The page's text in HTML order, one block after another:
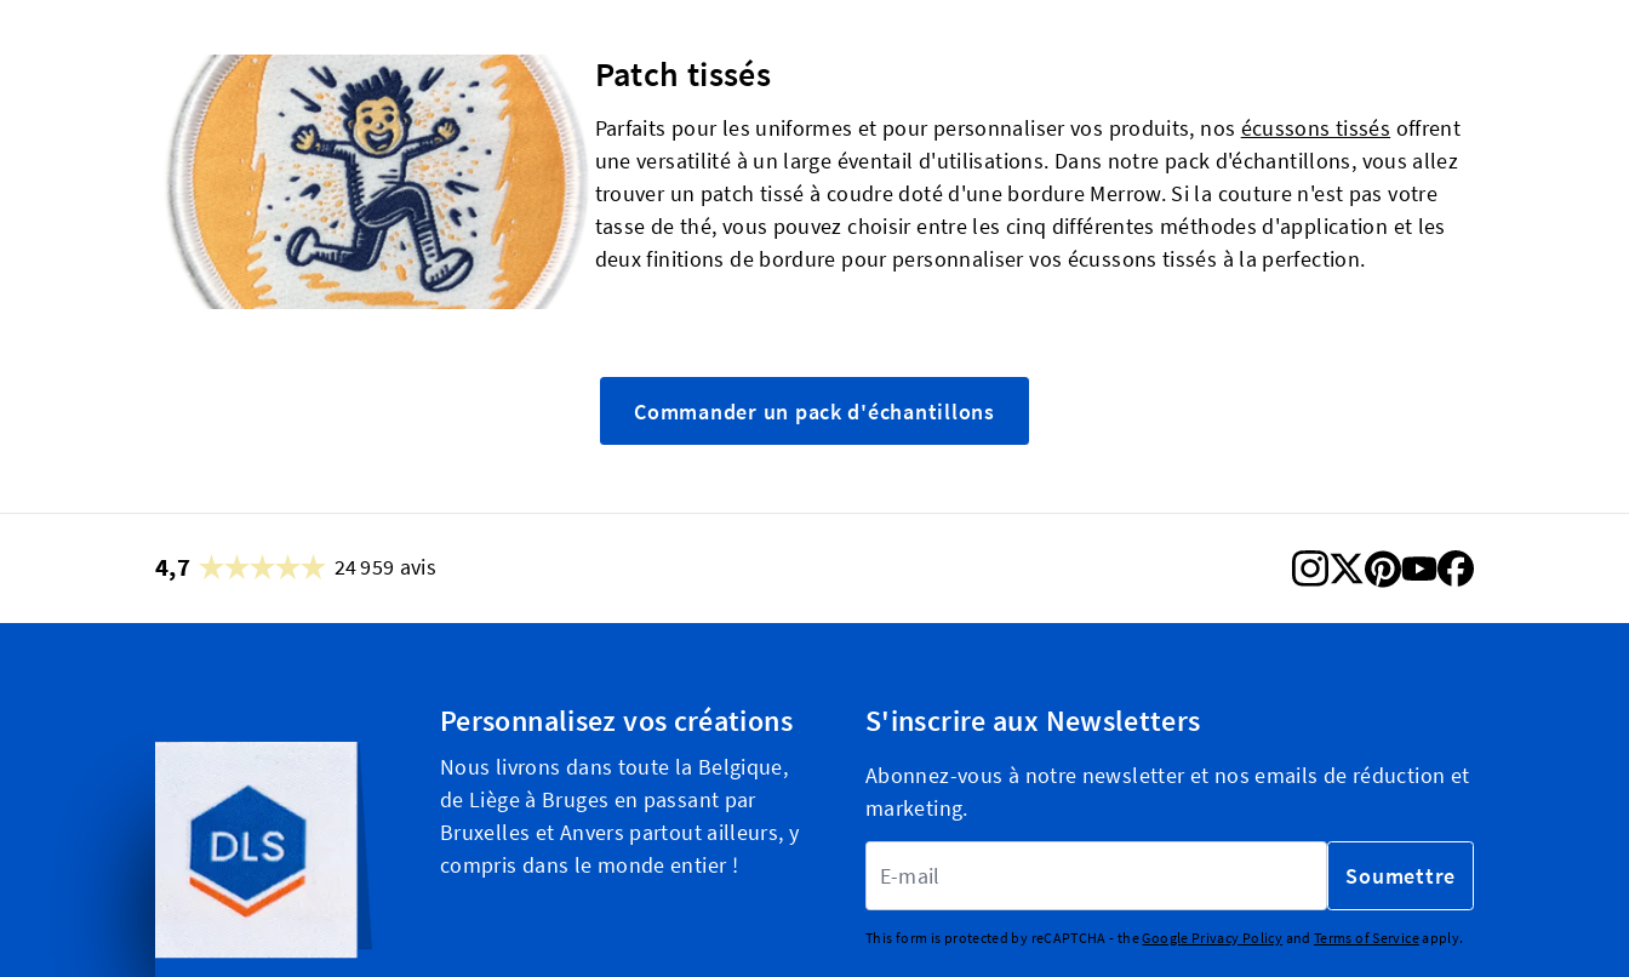
Patch tissés
Parfaits pour les uniformes et pour personnaliser vos produits, nos écussons tissés offrent
une versatilité à un large éventail d'utilisations. Dans notre pack d'échantillons, vous allez
trouver un patch tissé à coudre doté d'une bordure Merrow. Si la couture n'est pas votre
tasse de thé, vous pouvez choisir entre les cinq différentes méthodes d'application et les
deux finitions de bordure pour personnaliser vos écussons tissés à la perfection.
Commander un pack d'échantillons
4,7 24 959 avis
Personnalisez vos créations
Nous livrons dans toute la Belgique,
de Liège à Bruges en passant par
Bruxelles et Anvers partout ailleurs, y
compris dans le monde entier !
S'inscrire aux Newsletters
Abonnez-vous à notre newsletter et nos emails de réduction et
marketing.
Soumettre
This form is protected by reCAPTCHA - theGoogle Privacy Policy and Terms of Serviceapply.